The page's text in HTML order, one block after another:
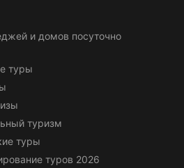
и домов посуточно
туры
туризм
туры
туров 2026